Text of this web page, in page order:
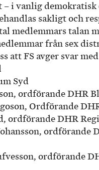
– i vanlig
sakligt och
medlemmars talan
från sex
att FS avger svar
Syd
ordförande DHR
Ordförande
ordförande DHR
ordförande
ordförande